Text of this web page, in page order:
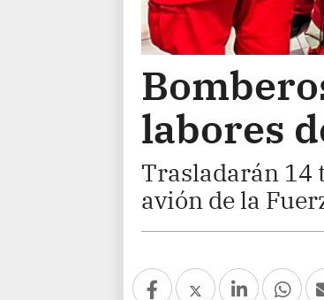
labores
Trasladarán 14
avión de la